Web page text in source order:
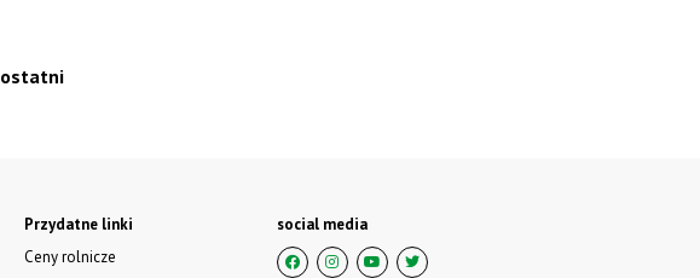
ostatni
Przydatne linki
Ceny rolnicze
social media